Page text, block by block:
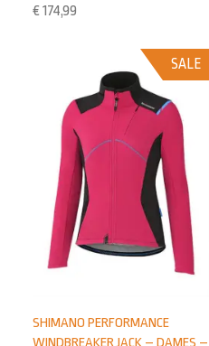
€ 174,99
SALE
SHIMANO PERFORMANCE
WINDBREAKER JACK – DAMES –